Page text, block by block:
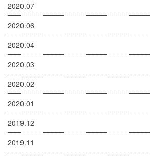
2020.07
2020.06
2020.04
2020.03
2020.02
2020.01
2019.12
2019.11